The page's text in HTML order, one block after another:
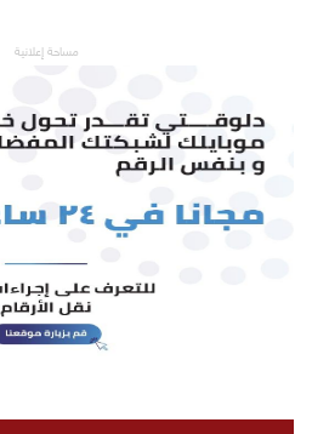
مساحة إعلانية